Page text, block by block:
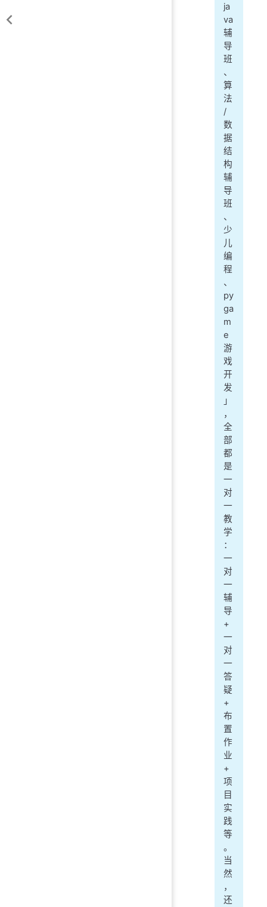
ja
va
辅
导
班
、
算
法
/
数
据
结
构
辅
导
班
、
少
儿
编
程
、
py
ga
m
e
游
戏
开
发
」
，
全
部
都
是
一
对
一
教
学
：
一
对
一
辅
导
+
一
对
一
答
疑
+
布
置
作
业
+
项
目
实
践
等
。
当
然
，
还